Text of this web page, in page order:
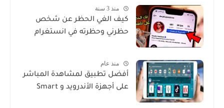
منذ 3 سنة
كيف الغي الحظر عن شخص
حظرني وحظرته في انستغرام
منذ عام
أفضل تطبيق لمشاهدة المباشر
على أجهزة الأندرويد و Smart